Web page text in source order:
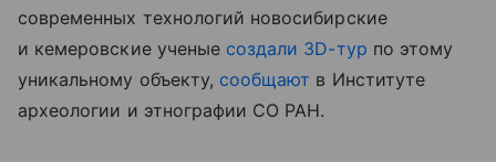
современных технологий новосибирские
и кемеровские ученые создали 3D-тур по этому
уникальному объекту, сообщают в Институте
археологии и этнографии СО РАН.